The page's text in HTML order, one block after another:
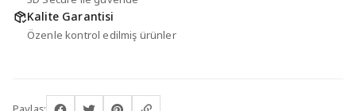
Kalite Garantisi
Özenle kontrol edilmiş ürünler